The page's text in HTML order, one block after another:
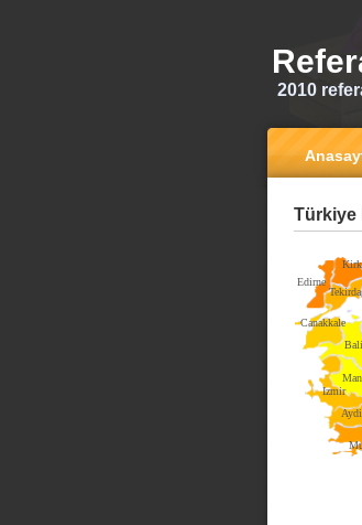
2010
Türkiye
Edirne
Canakkale
Izmir